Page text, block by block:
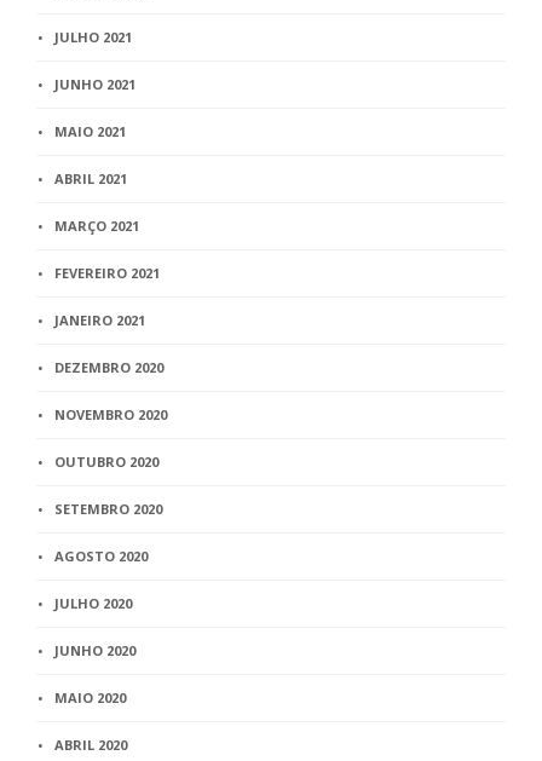
JULHO 2021
JUNHO 2021
MAIO 2021
ABRIL 2021
MARÇO 2021
FEVEREIRO 2021
JANEIRO 2021
DEZEMBRO 2020
NOVEMBRO 2020
OUTUBRO 2020
SETEMBRO 2020
AGOSTO 2020
JULHO 2020
JUNHO 2020
MAIO 2020
ABRIL 2020